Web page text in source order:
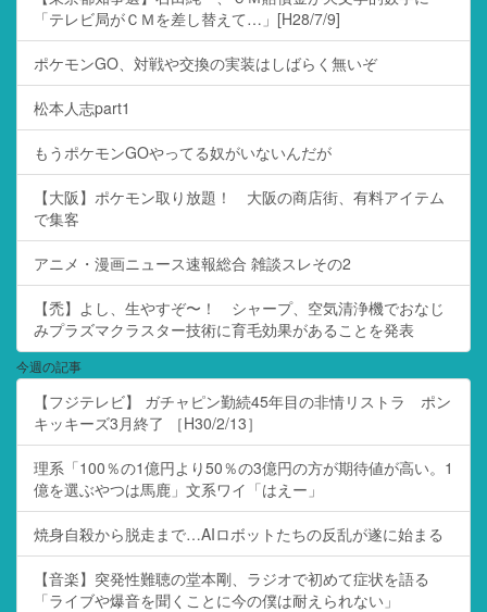
「テレビ局がＣＭを差し替えて…」[H28/7/9]
ポケモンGO、対戦や交換の実装はしばらく無いぞ
松本人志part1
もうポケモンGOやってる奴がいないんだが
【大阪】ポケモン取り放題！ 大阪の商店街、有料アイテム
で集客
アニメ・漫画ニュース速報総合 雑談スレその2
【禿】よし、生やすぞ〜！ シャープ、空気清浄機でおなじ
みプラズマクラスター技術に育毛効果があることを発表
今週の記事
【フジテレビ】 ガチャピン勤続45年目の非情リストラ ポン
キッキーズ3月終了 ［H30/2/13］
理系「100％の1億円より50％の3億円の方が期待値が高い。1
億を選ぶやつは馬鹿」文系ワイ「はえー」
焼身自殺から脱走まで…AIロボットたちの反乱が遂に始まる
【音楽】突発性難聴の堂本剛、ラジオで初めて症状を語る
「ライブや爆音を聞くことに今の僕は耐えられない」